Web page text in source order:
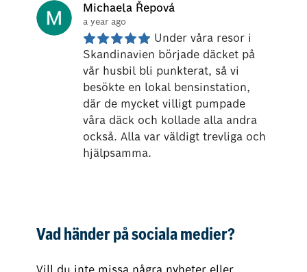
Michaela Řepová
a year ago
Under våra resor i
Skandinavien började däcket på
vår husbil bli punkterat, så vi
besökte en lokal bensinstation,
där de mycket villigt pumpade
våra däck och kollade alla andra
också. Alla var väldigt trevliga och
hjälpsamma.
Vad händer på sociala medier?